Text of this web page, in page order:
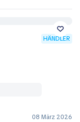
HÄNDLER
08 März 2026